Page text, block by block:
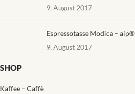
9. August 2017
Espressotasse Modica – aip®
9. August 2017
SHOP
Kaffee – Caffè